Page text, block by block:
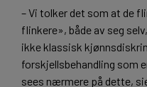
– Vi tolker det som at de
flinkere», både av seg
ikke klassisk
forskjellsbehandling som
sees nærmere på dette,